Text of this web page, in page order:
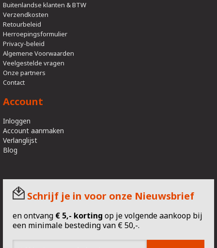
Buitenlandse klanten & BTW
Verzendkosten
Retourbeleid
Herroepingsformulier
Privacy-beleid
Algemene Voorwaarden
Veelgestelde vragen
Onze partners
Contact
Account
Inloggen
Account aanmaken
Verlanglijst
Blog
Schrijf je in voor onze Nieuwsbrief
en ontvang € 5,- korting op je volgende aankoop bij
een minimale besteding van € 50,-.